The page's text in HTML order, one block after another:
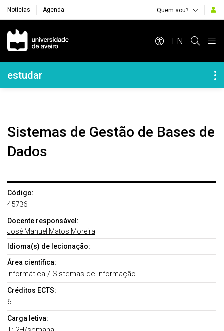
Notícias Agenda Quem sou?
Navegação Principal
EN
Navegação Lateral
estudar
Sistemas de Gestão de Bases de
Dados
Código:
45736
Docente responsável:
José Manuel Matos Moreira
Idioma(s) de lecionação:
Área científica:
Informática / Sistemas de Informação
Créditos ECTS:
6
Carga letiva: